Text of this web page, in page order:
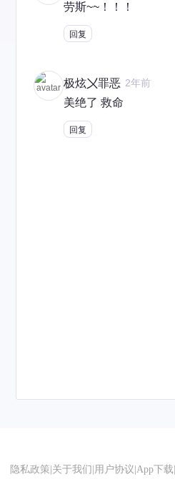
劳斯~~！！！
回复
极炫〤罪恶 2年前
美绝了 救命
回复
隐私政策 关于我们 用户协议 App下载